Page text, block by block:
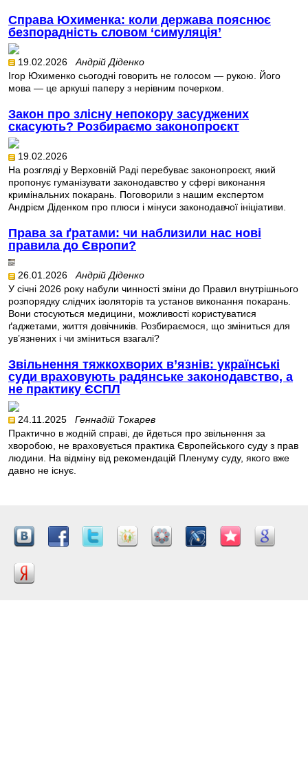
Справа Юхименка: коли держава пояснює
безпорадність словом ‘симуляція’
19.02.2026 Андрій Діденко
Ігор Юхименко сьогодні говорить не голосом — рукою. Його
мова — це аркуші паперу з нерівним почерком.
Закон про злісну непокору засуджених
скасують? Розбираємо законопроєкт
19.02.2026
На розгляді у Верховній Раді перебуває законопроєкт, який
пропонує гуманізувати законодавство у сфері виконання
кримінальних покарань. Поговорили з нашим експертом
Андрієм Діденком про плюси і мінуси законодавчої ініціативи.
Права за ґратами: чи наблизили нас нові
правила до Європи?
26.01.2026Андрій Діденко
У січні 2026 року набули чинності зміни до Правил внутрішнього
розпорядку слідчих ізоляторів та установ виконання покарань.
Вони стосуються медицини, можливості користуватися
ґаджетами, життя довічників. Розбираємося, що зміниться для
ув’язнених і чи зміниться взагалі?
Звільнення тяжкохворих в’язнів: українські
суди враховують радянське законодавство, а
не практику ЄСПЛ
24.11.2025 Геннадій Токарев
Практично в жодній справі, де йдеться про звільнення за
хворобою, не враховується практика Європейського суду з прав
людини. На відміну від рекомендацій Пленуму суду, якого вже
давно не існує.